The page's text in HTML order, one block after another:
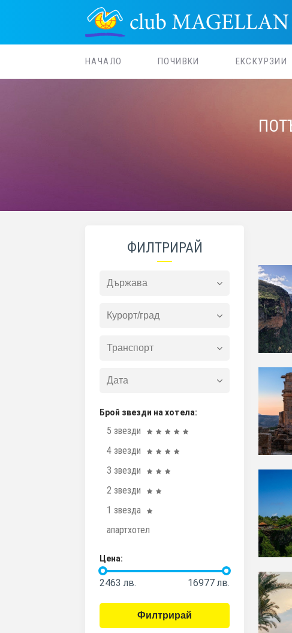
НАЧАЛО ПОЧИВКИ ЕКСКУРЗИИ
ФИЛТРИРАЙ
Брой звезди на хотела:
5 звезди
4 звезди
3 звезди
2 звезди
1 звезда
апартхотел
Цена:
2463 лв. 16977лв.
Филтрирай